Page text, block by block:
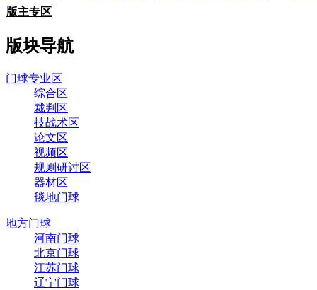
版主专区
版块导航
门球专业区
综合区
裁判区
技战术区
论文区
视频区
规则研讨区
器材区
毯地门球
地方门球
河南门球
北京门球
江苏门球
辽宁门球